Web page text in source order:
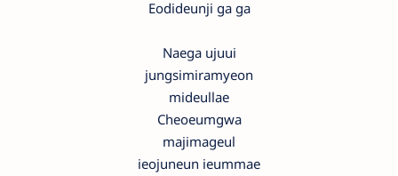
Eodideunji ga ga
Naega ujuui
jungsimiramyeon
mideullae
Cheoeumgwa
majimageul
ieojuneun ieummae